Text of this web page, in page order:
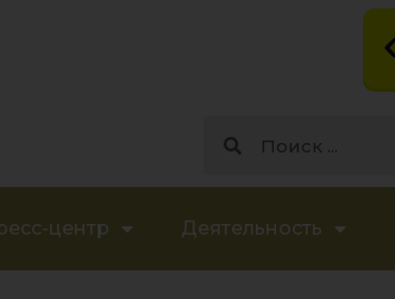
центр Деятельность